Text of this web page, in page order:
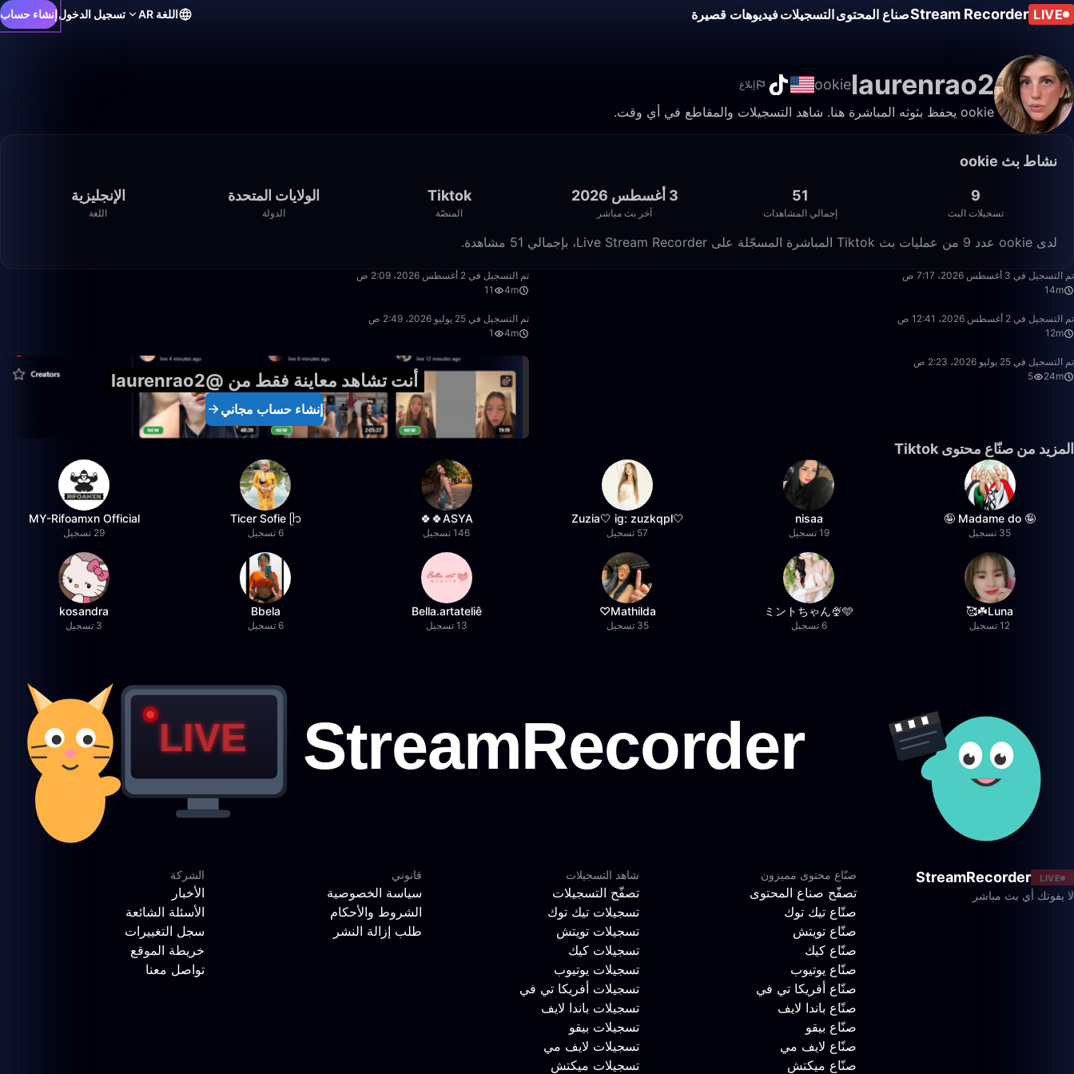
LIVE
Stream Recorderصناع المحتوىالتسجيلاتفيديوهات قصيرة اللغة AR تسجيل الدخولإنشاء حساب
laurenrao2
ookie إبلاغ
ookie يحفظ بثوثه المباشرة هنا. شاهد التسجيلات والمقاطع في أي وقت.
نشاط بث ookie
9
تسجيلات البث
51
إجمالي المشاهدات
3 أغسطس 2026
آخر بث مباشر
Tiktok
المنصّة
الولايات المتحدة
الدولة
الإنجليزية
اللغة
لدى ookie عدد 9 من عمليات بث Tiktok المباشرة المسجّلة على Live Stream Recorder، بإجمالي 51 مشاهدة.
تم التسجيل في 3 أغسطس 2026، 7:17 ص
14m
تم التسجيل في 2 أغسطس 2026، 2:09 ص
4m
11
12:15
تم التسجيل في 2 أغسطس 2026، 12:41 ص
12m
4:29
تم التسجيل في 25 يوليو 2026، 2:49 ص
4m
1
24:17
تم التسجيل في 25 يوليو 2026، 2:23 ص
24m
5 أنت تشاهد معاينة فقط من @laurenrao2
إنشاء حساب مجاني
المزيد من صنّاع محتوى Tiktok
🤪 Madame do 🤪
35 تسجيل
nisaa
19 تسجيل
🤍Zuzia🤍 ig: zuzkqpl
57 تسجيل
ASYA🍀🍀
146 تسجيل
Ticer Sofie ᥫ᭡
6 تسجيل
MY-Rifoamxn Official
29 تسجيل
Luna☘️🥰
12 تسجيل
ミントちゃん🍨🩵
6 تسجيل
Mathilda♡︎
35 تسجيل
Bella.artateliê
13 تسجيل
Bbela
6 تسجيل
kosandra
3 تسجيل
LIVE
StreamRecorder
لا يفوتك أي بث مباشر
صنّاع محتوى مميزون
تصفّح صناع المحتوى
صنّاع تيك توك
صنّاع تويتش
صنّاع كيك
صنّاع يوتيوب
صنّاع أفريكا تي في
صنّاع باندا لايف
صنّاع بيقو
صنّاع لايف مي
صنّاع ميكتش
شاهد التسجيلات
تصفّح التسجيلات
تسجيلات تيك توك
تسجيلات تويتش
تسجيلات كيك
تسجيلات يوتيوب
تسجيلات أفريكا تي في
تسجيلات باندا لايف
تسجيلات بيقو
تسجيلات لايف مي
تسجيلات ميكتش
قانوني
سياسة الخصوصية
الشروط والأحكام
طلب إزالة النشر
الشركة
الأخبار
الأسئلة الشائعة
سجل التغييرات
خريطة الموقع
تواصل معنا